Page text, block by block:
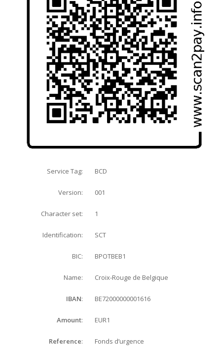
Service Tag: BCD
Version: 001
Character set: 1
Identification: SCT
BIC: BPOTBEB1
Name: Croix-Rouge de Belgique
IBAN: BE72000000001616
Amount: EUR1
Reference: Fonds d’urgence